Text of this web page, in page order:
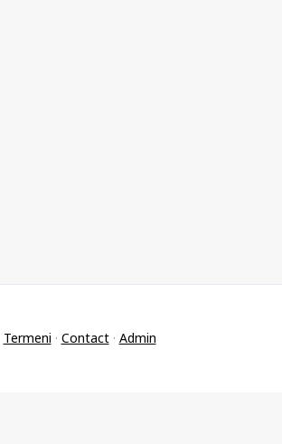
Termeni · Contact· Admin